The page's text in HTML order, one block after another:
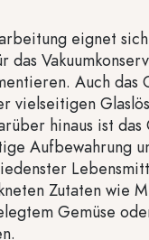
eignet
das
Auch das
vielseitigen
hinaus ist das
Aufbewahrung
Zutaten wie
Gemüse